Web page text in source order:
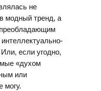
не
модный тренд, а
если угодно,
«духом
или
могу.